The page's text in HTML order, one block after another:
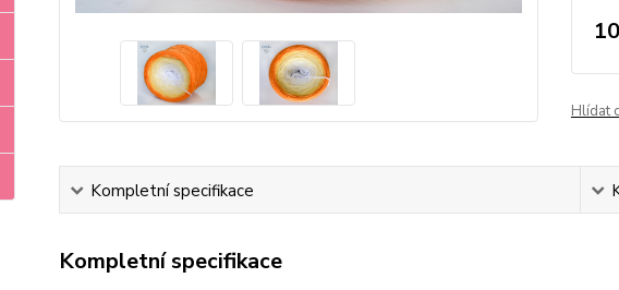
Hlídat
Kompletní specifikace
Kompletní specifikace